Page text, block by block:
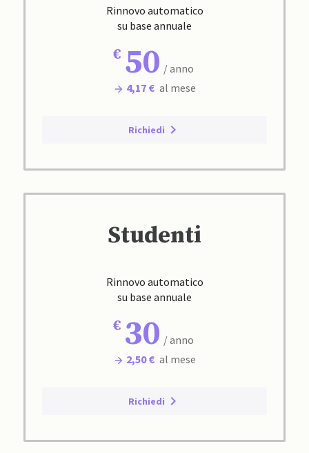
Rinnovo automatico
su base annuale
50 / anno
4,17 € al mese
Richiedi
Studenti
Rinnovo automatico
su base annuale
30 / anno
2,50 € al mese
Richiedi